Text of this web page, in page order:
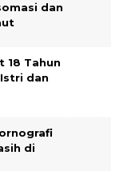
dan
18 Tahun
dan
di